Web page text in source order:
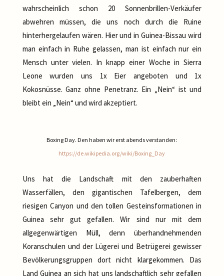
wahrscheinlich schon 20 Sonnenbrillen-Verkäufer
abwehren müssen, die uns noch durch die Ruine
hinterhergelaufen wären. Hier und in Guinea-Bissau wird
man einfach in Ruhe gelassen, man ist einfach nur ein
Mensch unter vielen. In knapp einer Woche in Sierra
Leone wurden uns 1x Eier angeboten und 1x
Kokosnüsse. Ganz ohne Penetranz. Ein „Nein“ ist und
bleibt ein „Nein“ und wird akzeptiert.
Boxing Day. Den haben wir erst abends verstanden:
https://de.wikipedia.org/wiki/Boxing_Day
Uns hat die Landschaft mit den zauberhaften
Wasserfällen, den gigantischen Tafelbergen, dem
riesigen Canyon und den tollen Gesteinsformationen in
Guinea sehr gut gefallen. Wir sind nur mit dem
allgegenwärtigen Müll, denn überhandnehmenden
Koranschulen und der Lügerei und Betrügerei gewisser
Bevölkerungsgruppen dort nicht klargekommen. Das
Land Guinea an sich hat uns landschaftlich sehr gefallen